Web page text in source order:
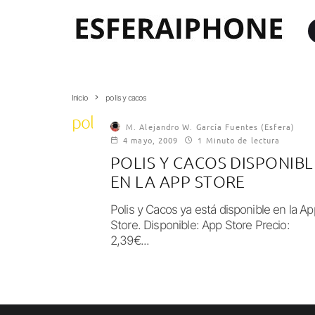
Inicio polis y cacos
polis y cacosM. Alejandro W. García Fuentes (Esfera)
4 mayo, 2009
1 Minuto de lectura
POLIS Y CACOS
EN LA APP STORE
Polis y Cacos ya está disponible en la
Store. Disponible: App Store Precio:
2,39€...